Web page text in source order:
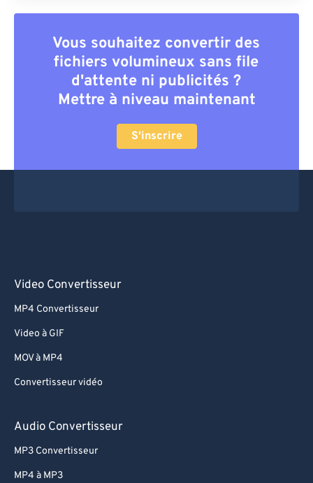
Vous souhaitez convertir des
fichiers volumineux sans file
d'attente ni publicités ?
Mettre à niveau maintenant
S'inscrire
Video Convertisseur
MP4 Convertisseur
Video à GIF
MOV à MP4
Convertisseur vidéo
Audio Convertisseur
MP3 Convertisseur
MP4 à MP3